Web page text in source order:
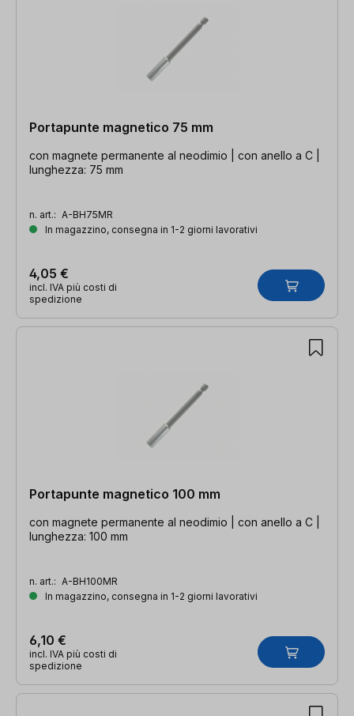
Portapunte magnetico 75 mm
con magnete permanente al neodimio | con anello a C |
lunghezza: 75 mm
n. art.: A-BH75MR
In magazzino, consegna in 1-2 giorni lavorativi
4,05 €
incl. IVA più costi di
spedizione
Portapunte magnetico 100 mm
con magnete permanente al neodimio | con anello a C |
lunghezza: 100 mm
n. art.: A-BH100MR
In magazzino, consegna in 1-2 giorni lavorativi
6,10 €
incl. IVA più costi di
spedizione